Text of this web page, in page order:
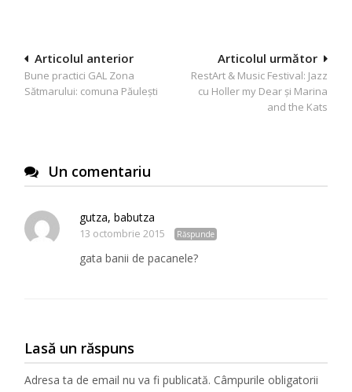
Navigare
în
Articolul următor
RestArt & Music Festival: Jazz
cu Holler my Dear și Marina
and the Kats
Articolul anterior
Bune practici GAL Zona
Sătmarului: comuna Păuleşti
Un comentariu
gutza, babutza
13 octombrie 2015 Răspunde
gata banii de pacanele?
Lasă un răspuns
Adresa ta de email nu va fi publicată. Câmpurile obligatorii